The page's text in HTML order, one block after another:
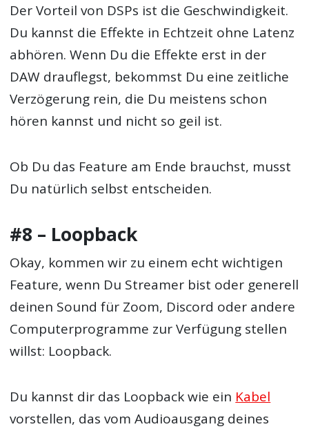
Der Vorteil von DSPs ist die Geschwindigkeit.
Du kannst die Effekte in Echtzeit ohne Latenz
abhören. Wenn Du die Effekte erst in der
DAW drauflegst, bekommst Du eine zeitliche
Verzögerung rein, die Du meistens schon
hören kannst und nicht so geil ist.
Ob Du das Feature am Ende brauchst, musst
Du natürlich selbst entscheiden.
#8 – Loopback
Okay, kommen wir zu einem echt wichtigen
Feature, wenn Du Streamer bist oder generell
deinen Sound für Zoom, Discord oder andere
Computerprogramme zur Verfügung stellen
willst: Loopback.
Du kannst dir das Loopback wie ein Kabel
vorstellen, das vom Audioausgang deines